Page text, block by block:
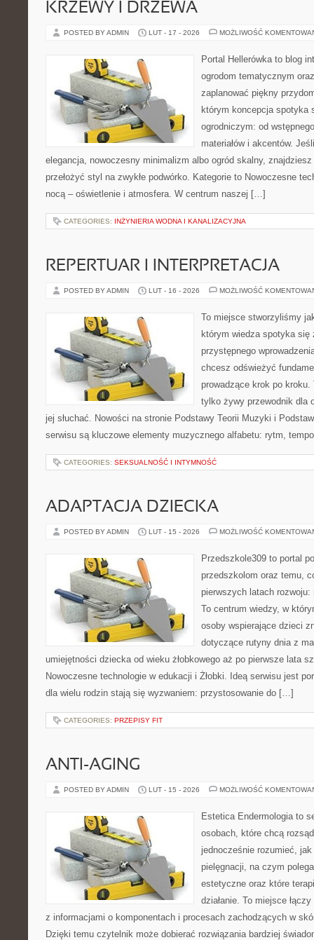
KRZEWY I DRZEWA
POSTED BY ADMIN LUT - 17 - 2026 MOŻLIWOŚĆ
Portal Hellerówka to blog
ogrodom tematycznym
zaplanować piękny
którym koncepcja spotyka
ogrodniczym: od
materiałów i akcentów.
elegancja, nowoczesny minimalizm albo ogród skalny,
przełożyć styl na zwykłe podwórko. Kategorie to Nowoczesne
nocą – oświetlenie i atmosfera. W centrum naszej […]
CATEGORIES: INŻYNIERIA WODNA I KANALIZACYJNA
REPERTUAR I INTERPRETACJA
POSTED BY ADMIN LUT - 16 - 2026 MOŻLIWOŚĆ
To miejsce stworzyliśmy
którym wiedza spotyka
przystępnego
chcesz odświeżyć
prowadzące krok po
tylko żywy przewodnik dla
jej słuchać. Nowości na stronie Podstawy Teorii Muzyki i
serwisu są kluczowe elementy muzycznego alfabetu: rytm,
CATEGORIES: SEKSUALNOŚĆ I INTYMNOŚĆ
ADAPTACJA DZIECKA
POSTED BY ADMIN LUT - 15 - 2026 MOŻLIWOŚĆ
Przedszkole309 to portal
przedszkolom oraz temu,
pierwszych latach
To centrum wiedzy, w
osoby wspierające dzieci
dotyczące rutyny dnia z
umiejętności dziecka od wieku żłobkowego aż po pierwsze lata
Nowoczesne technologie w edukacji i Żłobki. Ideą serwisu jest
dla wielu rodzin stają się wyzwaniem: przystosowanie do […]
CATEGORIES: PRZEPISY FIT
ANTI-AGING
POSTED BY ADMIN LUT - 15 - 2026 MOŻLIWOŚĆ
Estetica Endermologia to
osobach, które chcą
jednocześnie rozumieć, jak
pielęgnacji, na czym
estetyczne oraz które
działanie. To miejsce
z informacjami o komponentach i procesach zachodzących w
Dzięki temu czytelnik może dobierać rozwiązania bardziej